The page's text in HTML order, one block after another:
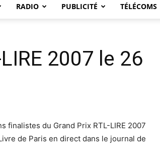
RADIO PUBLICITÉ TÉLÉCOMS
2007 le 26
finalistes du Grand Prix RTL-LIRE 2007
de Paris en direct dans le journal de